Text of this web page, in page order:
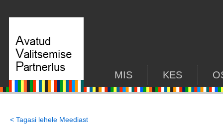
MIS KES
< Tagasi lehele Meediast